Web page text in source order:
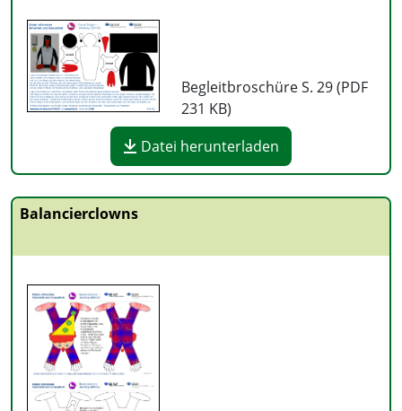
Begleitbroschüre S. 29 (PDF
231 KB)
Datei herunterladen
Balancierclowns